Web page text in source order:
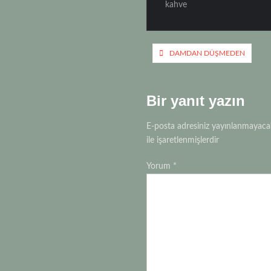
n
k
p
p
kahve
YazıDAMDAN DÜŞMEDEN
Bir yanıt yazın
E-posta adresiniz
ile işaretlenmişlerdir
Yorum *